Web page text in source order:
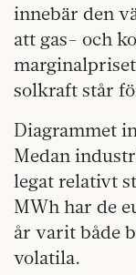
innebär den
att gas- och
solkraft står
Diagrammet
Medan
legat relativt
MWh har de
år varit både
volatila.